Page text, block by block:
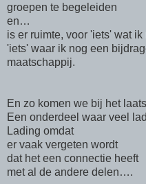
groepen te begeleiden
en…
is er ruimte, voor 'iets' wat ik
'iets' waar ik nog een
maatschappij.
En zo komen we bij het
Een onderdeel waar veel
Lading omdat
er vaak vergeten wordt
dat het een connectie heeft
met al de andere delen….